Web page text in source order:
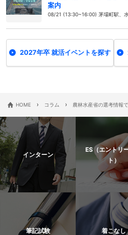
案内
08/21 (13:30~16:00) 茅場町駅、
2027年卒 就活イベントを探す
HOME › コラム › 農林水産省の選考情報
インターン
ES（エントリ
ト）
筆記試験 着こなし